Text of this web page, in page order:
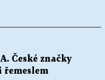
České značky
řemeslem